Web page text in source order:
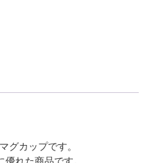
カップです。